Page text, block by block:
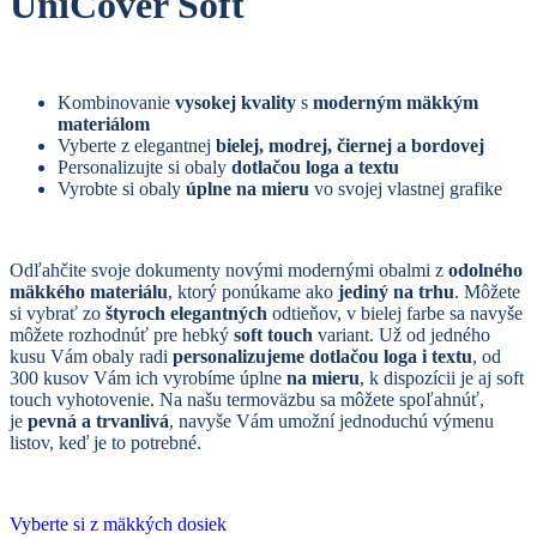
Kombinovanie vysokej kvality s moderným mäkkým
materiálom
Vyberte z elegantnej bielej, modrej, čiernej a bordovej
Personalizujte si obaly dotlačou loga a textu
Vyrobte si obaly úplne na mieru vo svojej vlastnej grafike
Odľahčite svoje dokumenty novými modernými obalmi z odolného
mäkkého materiálu, ktorý ponúkame ako jediný na trhu. Môžete
si vybrať zo štyroch elegantných odtieňov, v bielej farbe sa navyše
môžete rozhodnúť pre hebký soft touch variant. Už od jedného
kusu Vám obaly radi personalizujeme dotlačou loga i textu, od
300 kusov Vám ich vyrobíme úplne na mieru, k dispozícii je aj soft
touch vyhotovenie. Na našu termoväzbu sa môžete spoľahnúť,
je pevná a trvanlivá, navyše Vám umožní jednoduchú výmenu
listov, keď je to potrebné.
Vyberte si z mäkkých dosiek